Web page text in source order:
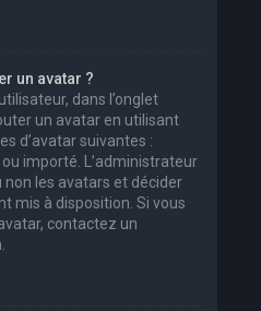
un avatar ?
dans l’onglet
un avatar en utilisant
d’avatar suivantes :
importé. L’administrateur
les avatars et décider
mis à disposition. Si vous
contactez un